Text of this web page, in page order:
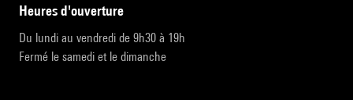
heures d'ouverture
Du lundi au vendredi de 9h30 à 19h
Fermé le samedi et le dimanche